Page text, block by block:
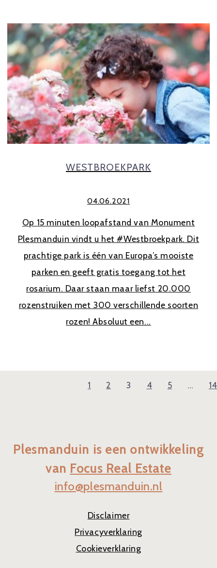
WESTBROEKPARK
04.06.2021
Op 15 minuten loopafstand van Monument
Plesmanduin vindt u het #Westbroekpark. Dit
prachtige park is één van Europa’s mooiste
parken en geeft gratis toegang tot het
rosarium. Daar staan maar liefst 20.000
rozenstruiken met 300 verschillende soorten
rozen! Absoluut een...
1 2 3 4 5 … 14
Plesmanduin is een ontwikkeling
van Focus Real Estate
info@plesmanduin.nl
Disclaimer
Privacyverklaring
Cookieverklaring